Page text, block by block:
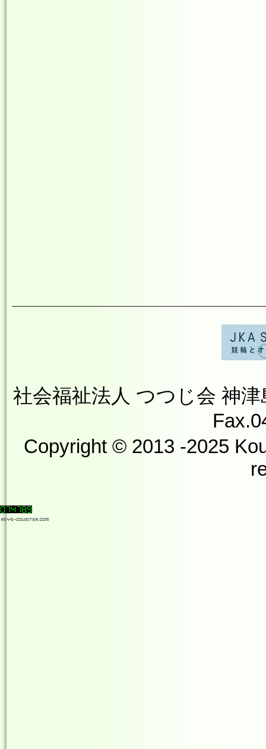
社会福祉法人 つつじ会 神
Copyright © 2013 -2025